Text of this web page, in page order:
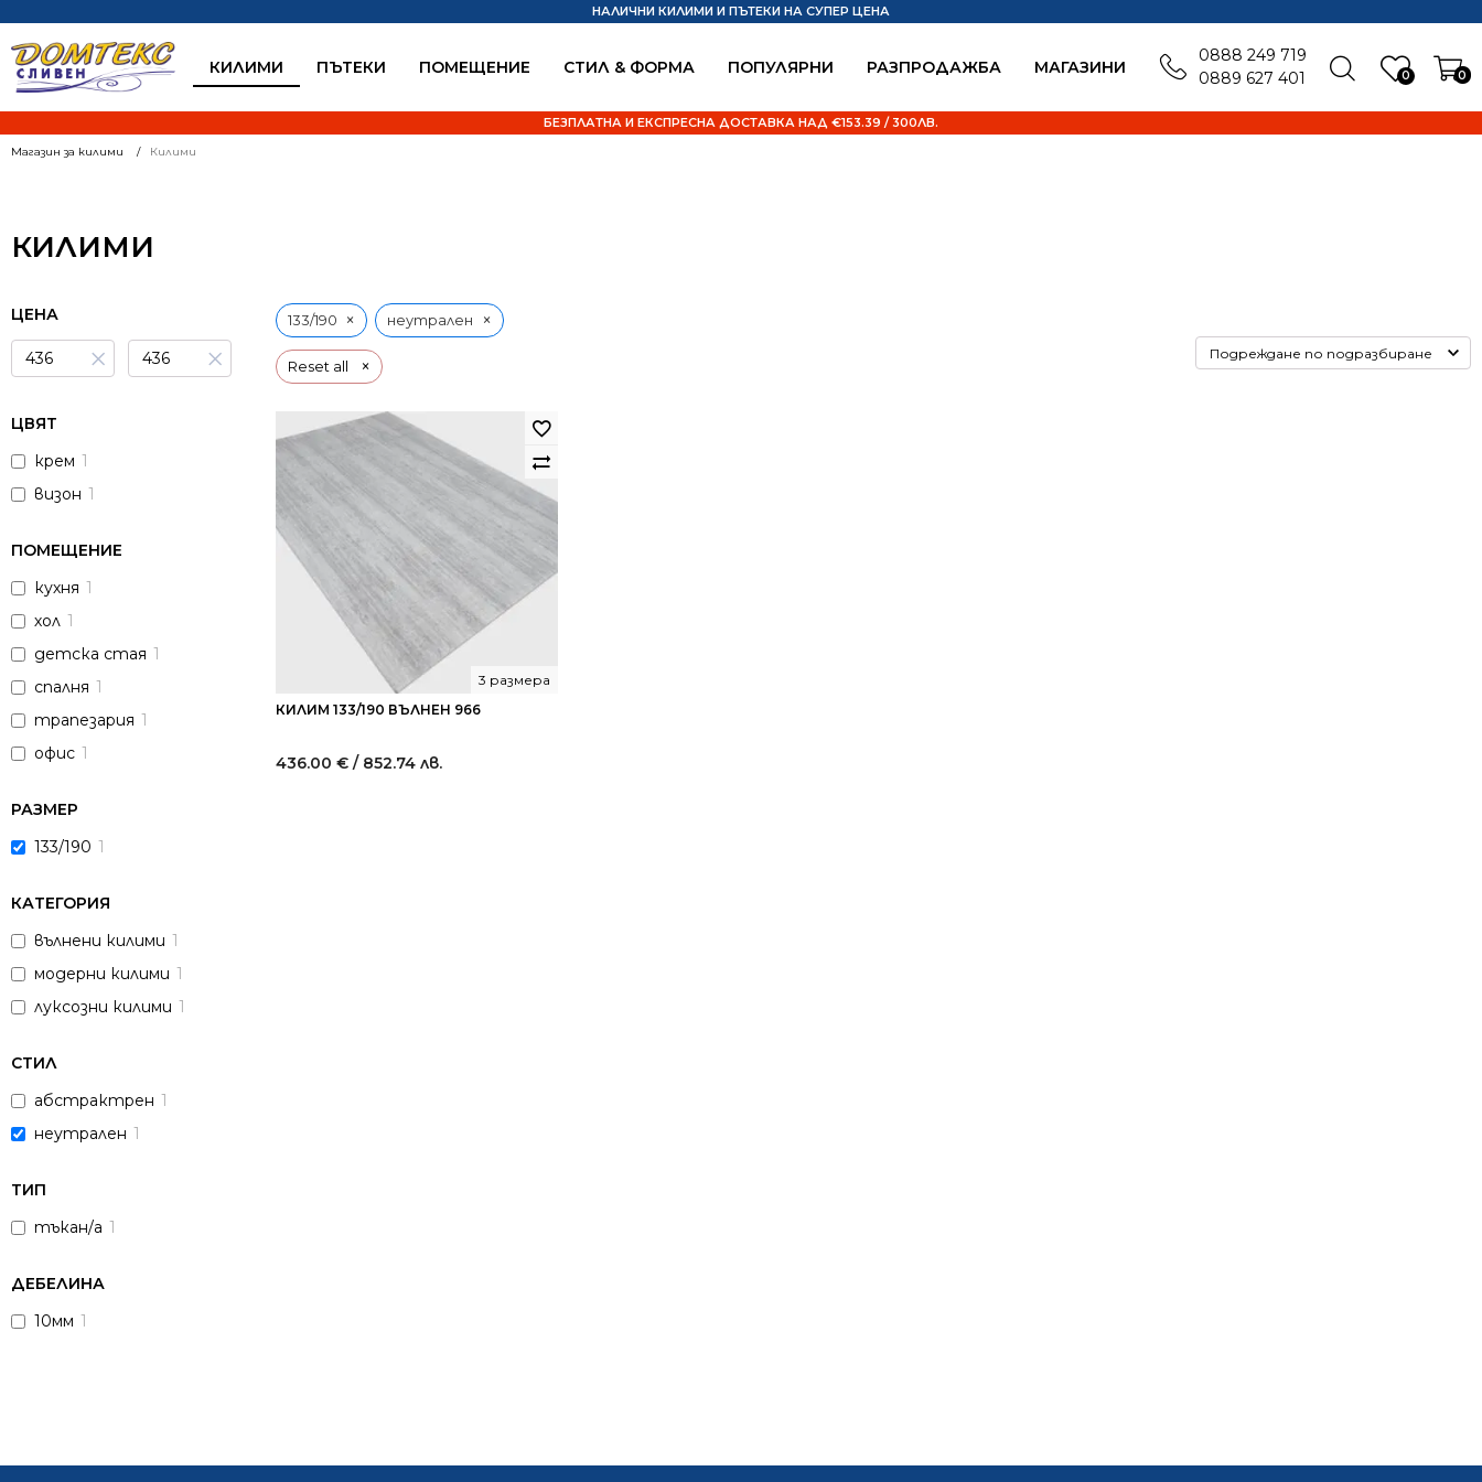
КИЛИМИ ПЪТЕКИ ПОМЕЩЕНИЕ СТИЛ & ФОРМА ПОПУЛЯРНИ РАЗПРОДАЖБА MАГАЗИНИ 0 0
НАЛИЧНИ КИЛИМИ И ПЪТЕКИ НА СУПЕР ЦЕНА
БЕЗПЛАТНА И ЕКСПРЕСНА ДОСТАВКА НАД €153.39 / 300ЛВ.
0888 249 719
0889 627 401
Магазин за килими Килими
КИЛИМИ
ЦЕНА
× ×
ЦВЯТ
крем 1
визон 1
ПОМЕЩЕНИЕ
кухня 1
хол 1
детска стая 1
спалня 1
трапезария 1
офис 1
РАЗМЕР
133/190 1
КАТЕГОРИЯ
вълнени килими 1
модерни килими 1
луксозни килими 1
СТИЛ
абстрактрен 1
неутрален 1
ТИП
тъкан/а 1
ДЕБЕЛИНА
10мм 1
Reset all ×
133/190 × неутрален ×
КИЛИМ 133/190 ВЪЛНЕН 966
3 размера
436.00 € / 852.74 лв.